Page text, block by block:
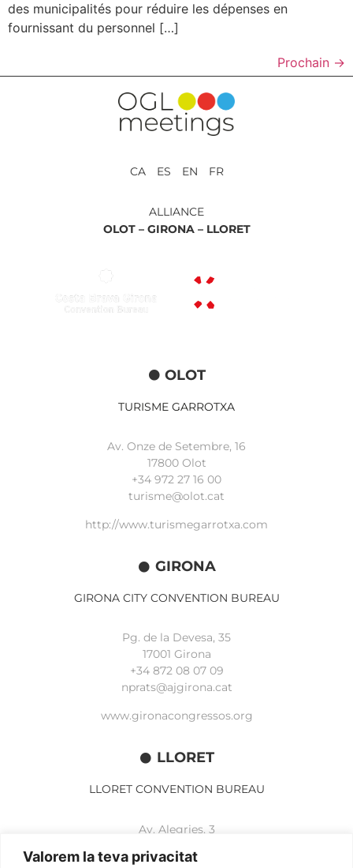
Valorem la teva privacitat
des municipalités pour réduire les dépenses en
fournissant du personnel […]
Prochain →
CA ES EN FR
ALLIANCE
OLOT – GIRONA – LLORET
OLOT
TURISME GARROTXA
Av. Onze de Setembre, 16
17800 Olot
+34 972 27 16 00
turisme@olot.cat
http://www.turismegarrotxa.com
GIRONA
GIRONA CITY CONVENTION BUREAU
Pg. de la Devesa, 35
17001 Girona
+34 872 08 07 09
nprats@ajgirona.cat
www.gironacongressos.org
LLORET
LLORET CONVENTION BUREAU
Av. Alegries, 3
+34 972 365 788